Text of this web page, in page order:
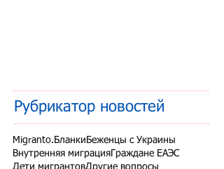
Рубрикатор новостей
Migranto.Бланки Беженцы с Украины
Внутренняя миграция Граждане ЕАЭС
Дети мигрантовДругие вопросы